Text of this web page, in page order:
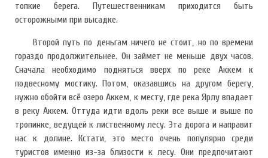
топкие берега. Путешественникам приходится быть
осторожными при высадке.
Второй путь по деньгам ничего не стоит, но по времени
гораздо продолжительнее. Он займет не меньше двух часов.
Сначала необходимо подняться вверх по реке Аккем к
подвесному мостику. Потом, оказавшись на другом берегу,
нужно обойти всё озеро Аккем, к месту, где река Ярлу впадает
в реку Аккем. Оттуда идти вдоль реки все выше и выше по
тропинке, ведущей к лиственному лесу. Эта дорога и направит
нас к долине. Кстати, это место очень популярно среди
туристов именно из-за близости к лесу. Они предпочитают